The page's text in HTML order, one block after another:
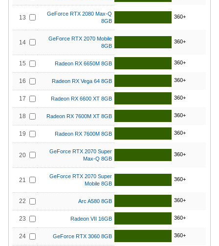
13
GeForce RTX 2080 Max-Q
8GB
360+
14
GeForce RTX 2070 Mobile
8GB
360+
15 Radeon RX 6650M 8GB 360+
16 Radeon RX Vega 64 8GB 360+
17 Radeon RX 6600 XT 8GB 360+
18 Radeon RX 7600M XT 8GB 360+
19 Radeon RX 7600M 8GB 360+
20
GeForce RTX 2070 Super
Max-Q 8GB
360+
21
GeForce RTX 2070 Super
Mobile 8GB
360+
22 Arc A580 8GB 360+
23 Radeon VII 16GB 360+
24 GeForce RTX 3060 8GB 360+